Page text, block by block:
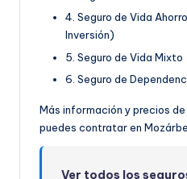
4. Seguro de Vida
Inversión)
5. Seguro de Vida Mixto
6. Seguro de
Más información y precios
puedes contratar en
Ver todos los